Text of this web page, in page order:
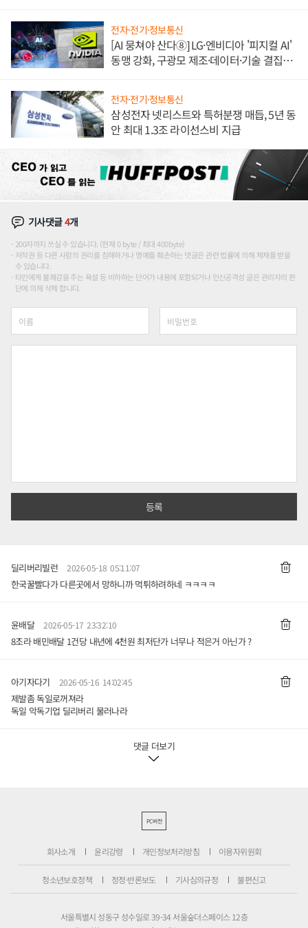
전자·전기·정보통신
[AI 뭉쳐야 산다⑧] LG·엔비디아 '피지컬 AI'
동맹 강화, 구광모 제조·데이터·기술 결집
전자·전기·정보통신
삼성전자 넷리스트와 특허분쟁 매듭, 5년 동
안 최대 1.3조 라이선스비 지급
기사댓글4개
200자까지 쓰실 수 있습니다. (현재 0 byte / 최대 400byte)
저작권 등 다른 사람의 권리를 침해하거나 명예를 훼손하는 댓글은 관련 법률에 의해 제재를 받을
수 있습니다.
타인에게 불쾌감을 주는 욕설 등 비하하는 단어가 내용에 포함되거나 인신공격성 글은 관리자의 판
단에 의해 삭제 합니다.
딜리버리빌런 2026-05-18 05:11:07
한국꿀빨다가 다른곳에서 망하니까 먹튀하려하네 ㅋㅋㅋㅋ
윤배달 2026-05-17 23:32:10
8조라 배민배달 1건당 내년에 4천원 최저단가 너무나 적은거 아닌가 ?
아기자다기 2026-05-16 14:02:45
제발좀 독일로꺼져라
독일 악독기업 딜리버리 물러나라
댓글 더보기
PC버전
회사소개 윤리강령 개인정보처리방침 이용자위원회
청소년보호정책 정정·반론보도 기사심의규정 불편신고
서울특별시 성동구 성수일로 39-34 서울숲더스페이스 12층